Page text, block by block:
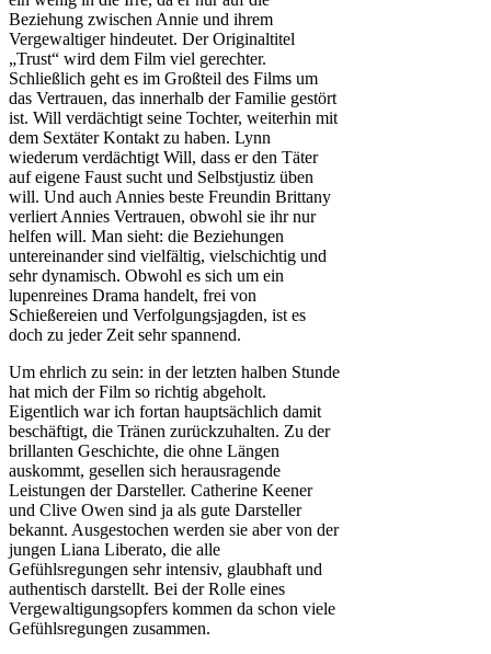
Beziehung zwischen Annie und ihrem
Vergewaltiger hindeutet. Der Originaltitel
„Trust“ wird dem Film viel gerechter.
Schließlich geht es im Großteil des Films um
das Vertrauen, das innerhalb der Familie gestört
ist. Will verdächtigt seine Tochter, weiterhin mit
dem Sextäter Kontakt zu haben. Lynn
wiederum verdächtigt Will, dass er den Täter
auf eigene Faust sucht und Selbstjustiz üben
will. Und auch Annies beste Freundin Brittany
verliert Annies Vertrauen, obwohl sie ihr nur
helfen will. Man sieht: die Beziehungen
untereinander sind vielfältig, vielschichtig und
sehr dynamisch. Obwohl es sich um ein
lupenreines Drama handelt, frei von
Schießereien und Verfolgungsjagden, ist es
doch zu jeder Zeit sehr spannend.
Um ehrlich zu sein: in der letzten halben Stunde
hat mich der Film so richtig abgeholt.
Eigentlich war ich fortan hauptsächlich damit
beschäftigt, die Tränen zurückzuhalten. Zu der
brillanten Geschichte, die ohne Längen
auskommt, gesellen sich herausragende
Leistungen der Darsteller. Catherine Keener
und Clive Owen sind ja als gute Darsteller
bekannt. Ausgestochen werden sie aber von der
jungen Liana Liberato, die alle
Gefühlsregungen sehr intensiv, glaubhaft und
authentisch darstellt. Bei der Rolle eines
Vergewaltigungsopfers kommen da schon viele
Gefühlsregungen zusammen.